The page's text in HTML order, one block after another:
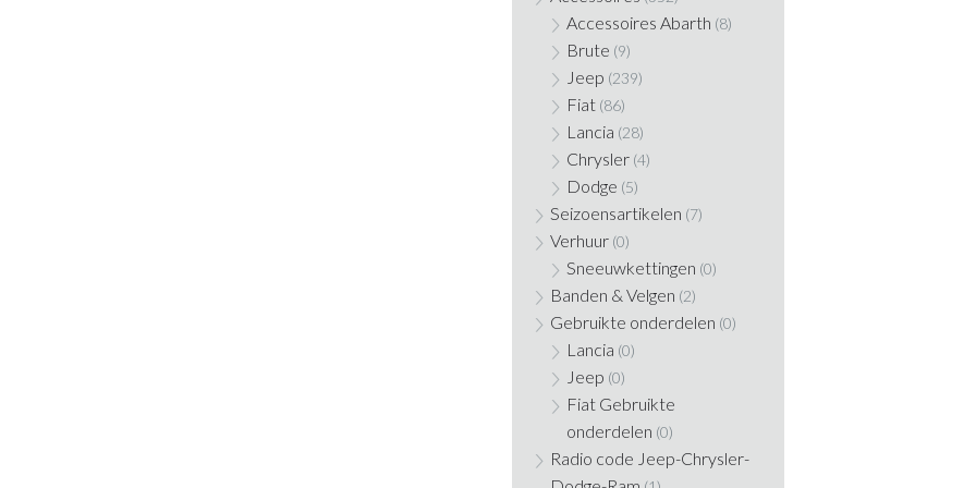
Accessoires Abarth (8)
Brute (9)
Jeep (239)
Fiat (86)
Lancia (28)
Chrysler (4)
Dodge (5)
Seizoensartikelen (7)
Verhuur (0)
Sneeuwkettingen (0)
Banden & Velgen (2)
Gebruikte onderdelen (0)
Lancia (0)
Jeep (0)
Fiat Gebruikte
onderdelen (0)
Radio code Jeep-Chrysler-